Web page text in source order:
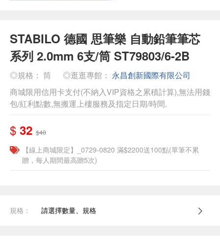
STABILO 德國 思筆樂 自動鉛筆筆芯
系列 2.0mm 6支/筒 ST79803/6-2B
◎規格： 筒 ◎逛逛專館： 永昌創新國際有限公司
商城限用信用卡支付(不納入VIP資格之累積計算),無法用錢
包/紅利點數,無搬運上樓服務及指定日期/時間.
$ 32 $40
【線上商城限定】_0729-0820 滿$2200送100點(單筆不累
贈，每人期間最高贈5次)
規格： 請選擇數量、規格